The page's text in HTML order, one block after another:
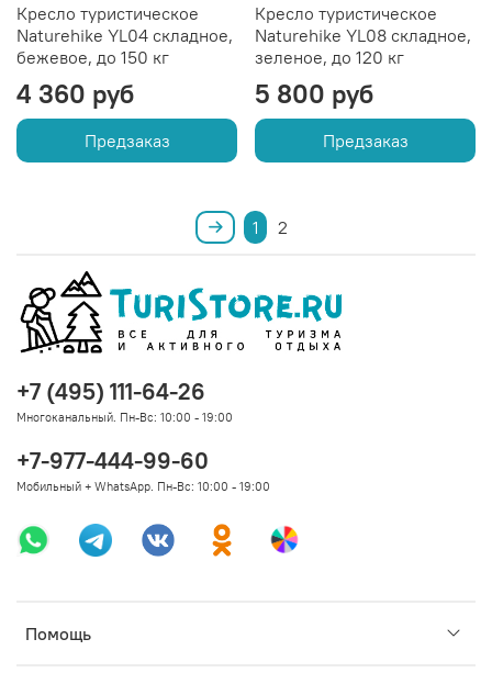
Кресло туристическое
Naturehike YL04 складное,
бежевое, до 150 кг
4 360 руб
Предзаказ
Кресло туристическое
Naturehike YL08 складное,
зеленое, до 120 кг
5 800 руб
Предзаказ
1 2
Помощь
+7 (495) 111-64-26
Многоканальный. Пн-Вс: 10:00 - 19:00
+7-977-444-99-60
Мобильный + WhatsApp. Пн-Вс: 10:00 - 19:00